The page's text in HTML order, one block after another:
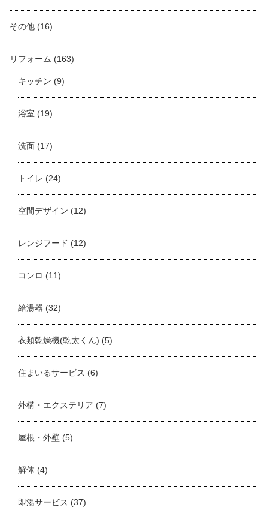
その他 (16)
リフォーム (163)
キッチン (9)
浴室 (19)
洗面 (17)
トイレ (24)
空間デザイン (12)
レンジフード (12)
コンロ (11)
給湯器 (32)
衣類乾燥機(乾太くん) (5)
住まいるサービス (6)
外構・エクステリア (7)
屋根・外壁 (5)
解体 (4)
即湯サービス (37)